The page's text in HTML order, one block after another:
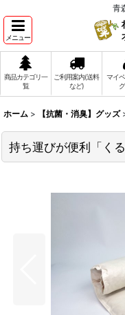
青
メニュー
商品カテゴリ一
覧
ご利用案内(送料
など)
マイ
ホーム > 【抗菌・消臭】グッズ
持ち運びが便利「く